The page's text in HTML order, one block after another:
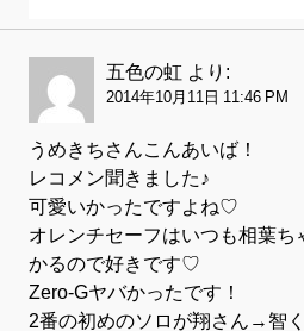
五色の虹 より:
2014年10月11日 11:46 PM
うめきちさんこんあいば！
レコメン聞きました♪
可愛いかったですよね♡
オレンチセーフはいつも相葉ち
かるので好きです♡
Zero-Gヤバかったです！
2番の初めのソロが翔さん→智